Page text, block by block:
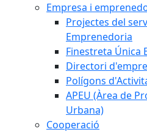
Empresa i
Projectes del
Emprenedoria
Finestreta Única
Directori
Polígons
APEU (Àrea de
Urbana)
Cooperació